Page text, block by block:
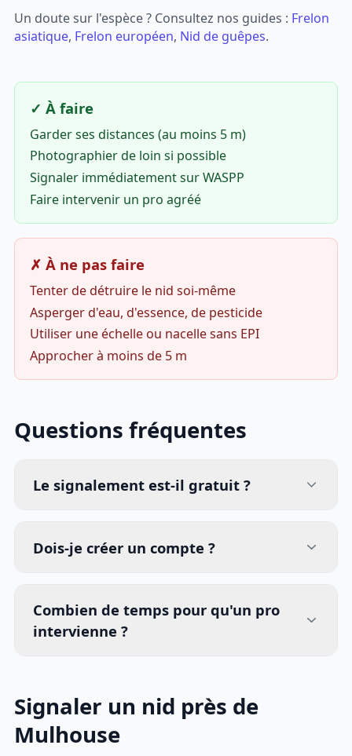
Un doute sur l'espèce ? Consultez nos guides : Frelon
asiatique, Frelon européen, Nid de guêpes.
✓ À faire
Garder ses distances (au moins 5 m)
Photographier de loin si possible
Signaler immédiatement sur WASPP
Faire intervenir un pro agréé
✗ À ne pas faire
Tenter de détruire le nid soi-même
Asperger d'eau, d'essence, de pesticide
Utiliser une échelle ou nacelle sans EPI
Approcher à moins de 5 m
Questions fréquentes
Le signalement est-il gratuit ?
Dois-je créer un compte ?
Combien de temps pour qu'un pro
intervienne ?
Signaler un nid près de
Mulhouse